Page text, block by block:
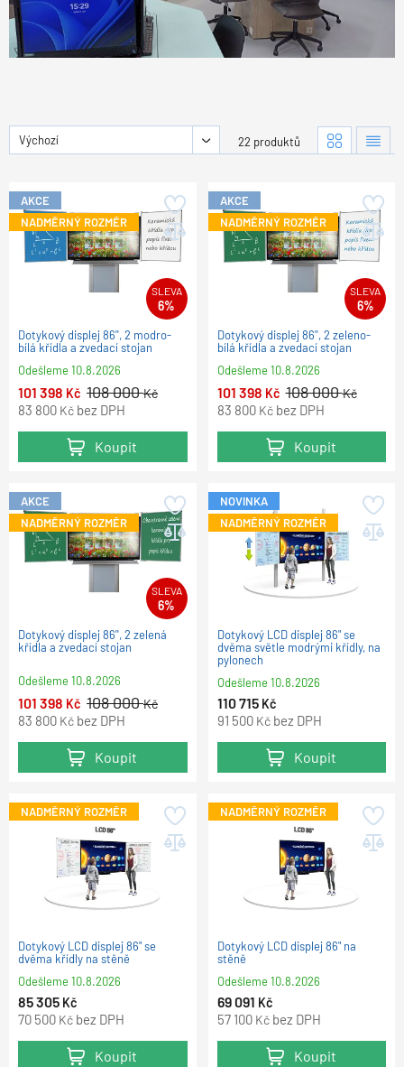
Výchozí 22 produktů
AKCE
NADMĚRNÝ ROZMĚR
SLEVA
6%
Dotykový displej 86'', 2 modro-
bílá křídla a zvedací stojan
Odešleme10.8.2026
101 398 Kč 108 000Kč
83 800 Kč bez DPH
Koupit
AKCE
NADMĚRNÝ ROZMĚR
SLEVA
6%
Dotykový displej 86'', 2 zeleno-
bílá křídla a zvedací stojan
Odešleme10.8.2026
101 398 Kč 108 000Kč
83 800 Kč bez DPH
Koupit
AKCE
NADMĚRNÝ ROZMĚR
SLEVA
6%
Dotykový displej 86'', 2 zelená
křídla a zvedací stojan
Odešleme10.8.2026
101 398 Kč 108 000Kč
83 800 Kč bez DPH
Koupit
NOVINKA
NADMĚRNÝ ROZMĚR
Dotykový LCD displej 86" se
dvěma světle modrými křídly, na
pylonech
Odešleme10.8.2026
110 715 Kč
91 500 Kč bez DPH
Koupit
NADMĚRNÝ ROZMĚR
Dotykový LCD displej 86" se
dvěma křídly na stěně
Odešleme10.8.2026
85 305 Kč
70 500 Kč bez DPH
Koupit
NADMĚRNÝ ROZMĚR
Dotykový LCD displej 86" na
stěně
Odešleme10.8.2026
69 091 Kč
57 100 Kč bez DPH
Koupit